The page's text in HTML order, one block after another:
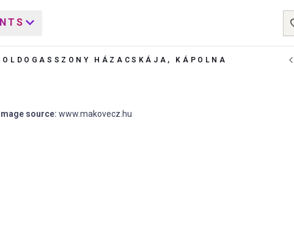
HÁZACSKÁJA, KÁPOLNA
Image source: www.makovecz.hu